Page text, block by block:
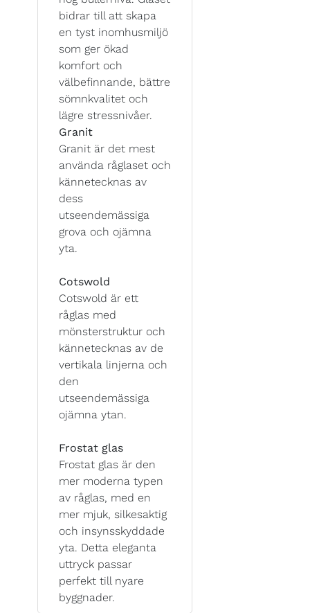
bidrar till att skapa
en tyst inomhusmiljö
som ger ökad
komfort och
välbefinnande, bättre
sömnkvalitet och
lägre stressnivåer.
Granit
Granit är det mest
använda råglaset och
kännetecknas av
dess
utseendemässiga
grova och ojämna
yta.
Cotswold
Cotswold är ett
råglas med
mönsterstruktur och
kännetecknas av de
vertikala linjerna och
den
utseendemässiga
ojämna ytan.
Frostat glas
Frostat glas är den
mer moderna typen
av råglas, med en
mer mjuk, silkesaktig
och insynsskyddade
yta. Detta eleganta
uttryck passar
perfekt till nyare
byggnader.